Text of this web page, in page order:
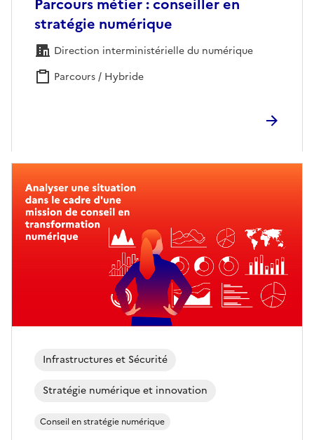
Parcours métier : conseiller en
stratégie numérique
Direction interministérielle du numérique
Parcours / Hybride
Infrastructures et Sécurité
Stratégie numérique et innovation
Conseil en stratégie numérique